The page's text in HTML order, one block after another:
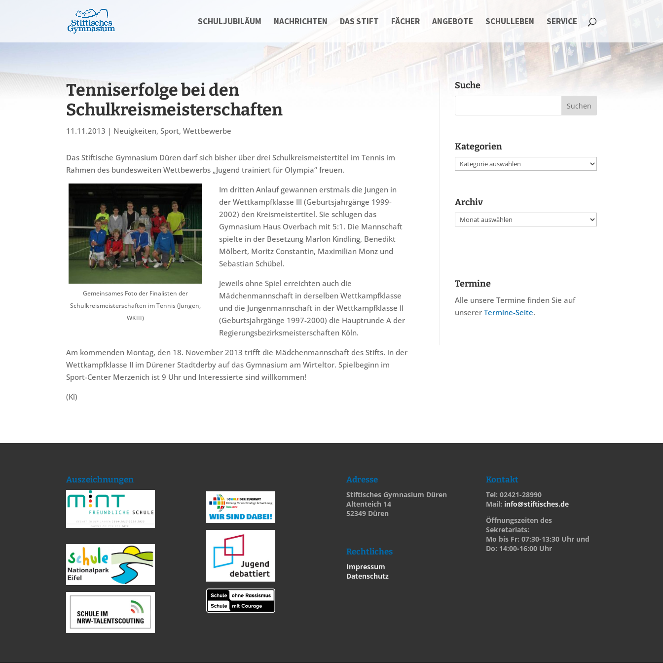
SCHULJUBILÄUM NACHRICHTEN DAS STIFT FÄCHER ANGEBOTE SCHULLEBEN SERVICE
Tenniserfolge bei den
Schulkreismeisterschaften
11.11.2013 | Neuigkeiten,Sport,Wettbewerbe
Das Stiftische Gymnasium Düren darf sich bisher über drei Schulkreismeistertitel im Tennis im
Rahmen des bundesweiten Wettbewerbs „Jugend trainiert für Olympia“ freuen.
Gemeinsames Foto der Finalisten der
Schulkreismeisterschaften im Tennis (Jungen,
WKIII)
Im dritten Anlauf gewannen erstmals die Jungen in
der Wettkampfklasse III (Geburtsjahrgänge 1999-
2002) den Kreismeistertitel. Sie schlugen das
Gymnasium Haus Overbach mit 5:1. Die Mannschaft
spielte in der Besetzung Marlon Kindling, Benedikt
Mölbert, Moritz Constantin, Maximilian Monz und
Sebastian Schübel.
Jeweils ohne Spiel erreichten auch die
Mädchenmannschaft in derselben Wettkampfklasse
und die Jungenmannschaft in der Wettkampfklasse II
(Geburtsjahrgänge 1997-2000) die Hauptrunde A der
Regierungsbezirksmeisterschaften Köln.
Am kommenden Montag, den 18. November 2013 trifft die Mädchenmannschaft des Stifts. in der
Wettkampfklasse II im Dürener Stadtderby auf das Gymnasium am Wirteltor. Spielbeginn im
Sport-Center Merzenich ist 9 Uhr und Interessierte sind willkommen!
(Kl)
Suche
Kategorien
Kategorien
Archiv
Archiv
Termine
Alle unsere Termine finden Sie auf
unserer Termine-Seite.
Auszeichnungen Adresse
Stiftisches Gymnasium Düren
Altenteich 14
52349 Düren
Rechtliches
Impressum
Datenschutz
Kontakt
Tel: 02421-28990
Mail: info@stiftisches.de
Öffnungszeiten des
Sekretariats:
Mo bis Fr: 07:30-13:30 Uhr und
Do: 14:00-16:00 Uhr